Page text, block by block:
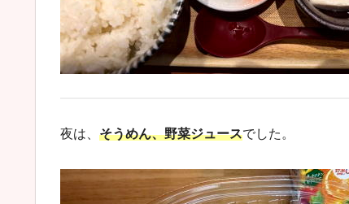
夜は、 そうめん、野菜ジュースでした。